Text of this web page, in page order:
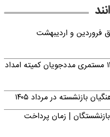
فروردین و اردیبهشت
خبر فوری؛ برنامه واریزی مرداد ۱۴۰۵ مستمری مددجویان کمیته امداد
بازنشسته در مرداد ۱۴۰۵
| زمان پرداخت